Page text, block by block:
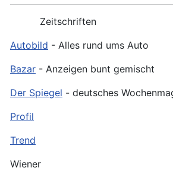
Zeitschriften
Autobild - Alles rund ums Auto
Bazar - Anzeigen bunt gemischt
Der Spiegel - deutsches
Profil
Trend
Wiener